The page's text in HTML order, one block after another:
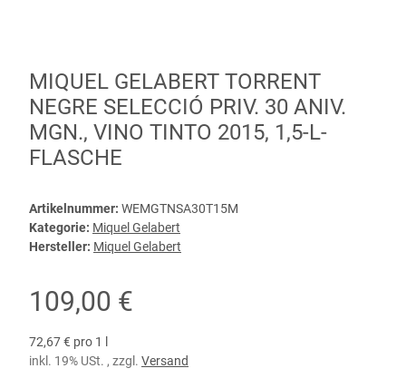
MIQUEL GELABERT TORRENT
NEGRE SELECCIÓ PRIV. 30 ANIV.
MGN., VINO TINTO 2015, 1,5-L-
FLASCHE
Artikelnummer: WEMGTNSA30T15M
Kategorie: Miquel Gelabert
Hersteller: Miquel Gelabert
109,00 €
72,67 € pro 1 l
inkl. 19% USt. , zzgl. Versand